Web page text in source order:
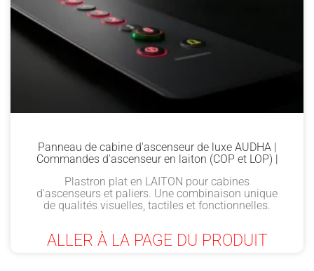
Panneau de cabine d'ascenseur de luxe AUDHA |
Commandes d'ascenseur en laiton (COP et LOP) |
Plastron plat en LAITON pour cabines
d'ascenseurs et paliers. Une combinaison unique
de qualités visuelles, tactiles et fonctionnelles.
ALLER À LA PAGE DU PRODUIT